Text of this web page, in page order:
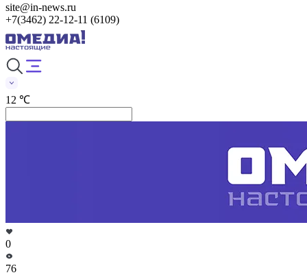
site@in-news.ru
+7(3462) 22-12-11 (6109)
12 ℃
0
76